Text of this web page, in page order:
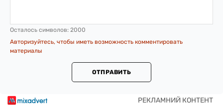
Осталось символов: 2000
Авторизуйтесь, чтобы иметь возможность комментировать
материалы
ОТПРАВИТЬ